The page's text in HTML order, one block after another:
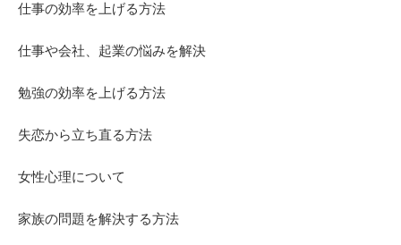
仕事の効率を上げる方法
仕事や会社、起業の悩みを解決
勉強の効率を上げる方法
失恋から立ち直る方法
女性心理について
家族の問題を解決する方法